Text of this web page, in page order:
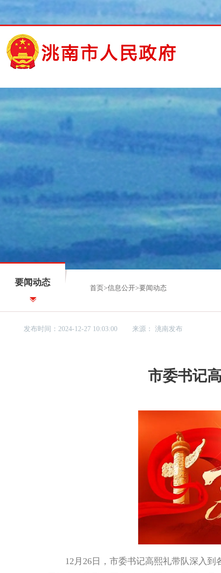
要闻动态
首页 >信息公开>要闻动态
发布时间：2024-12-27 10:03:00 来源：洮南发布
市委书记
12月26日，市委书记高熙礼带队深入到